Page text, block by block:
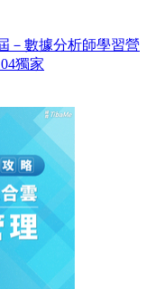
－數據分析師學習營
獨家